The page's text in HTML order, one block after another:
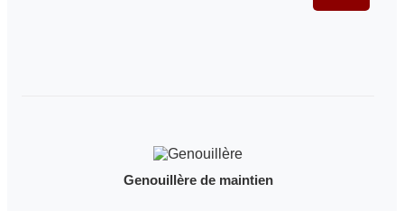
Genouillère de maintien